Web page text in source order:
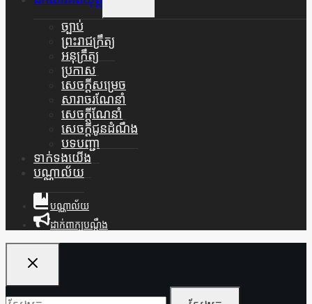
Menu
ច្បាប់
ព្រះរាជក្រឹត្យ
អនុក្រឹត្យ
ប្រកាស
សេចក្តីសម្រេច
សារាចរណែនាំ
សេចក្តីណែនាំ
សេចក្តីជូនដំណឹង
បទបញ្ជា
ទាក់ទងយើង
បណ្ណាល័យ
បណ្ណាល័យ
ដាក់ពាក្យបណ្ដឹង
ស្វែងរក៖